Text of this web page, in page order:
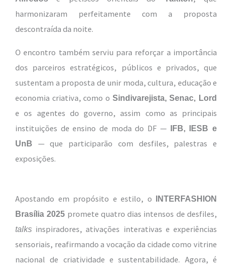
harmonizaram perfeitamente com a proposta
descontraída da noite.
O encontro também serviu para reforçar a importância
dos parceiros estratégicos, públicos e privados, que
sustentam a proposta de unir moda, cultura, educação e
economia criativa, como o Sindivarejista, Senac, Lord
e os agentes do governo, assim como as principais
instituições de ensino de moda do DF — IFB, IESB e
UnB
— que participarão com desfiles, palestras e
exposições.
Apostando em propósito e estilo, o
INTERFASHION
Brasília 2025 promete quatro dias intensos de desfiles,
talks inspiradores, ativações interativas e experiências
sensoriais, reafirmando a vocação da cidade como vitrine
nacional de criatividade e sustentabilidade. Agora, é